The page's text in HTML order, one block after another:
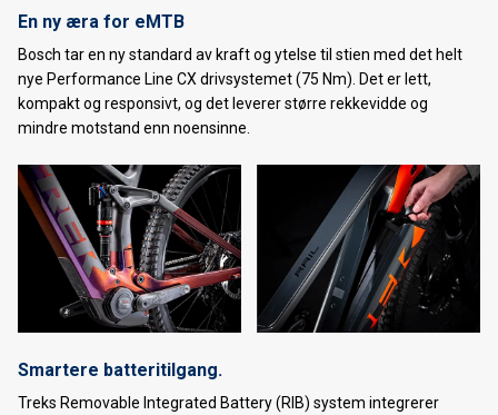
En ny æra for eMTB
Bosch tar en ny standard av kraft og ytelse til stien med det helt
nye Performance Line CX drivsystemet (75 Nm). Det er lett,
kompakt og responsivt, og det leverer større rekkevidde og
mindre motstand enn noensinne.
Smartere batteritilgang.
Treks Removable Integrated Battery (RIB) system integrerer